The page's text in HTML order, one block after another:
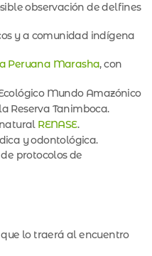
observación de delfines
y a comunidad indígena
Peruana Marasha, con
Mundo Amazónico
Reserva Tanimboca.
RENASE.
y odontológica.
protocolos de
lo traerá al encuentro